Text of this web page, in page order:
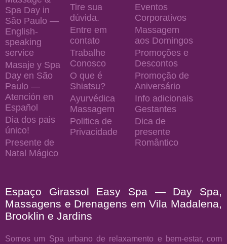
Spa Day in
São Paulo —
English-
speaking
service
Masaje y Spa
Day en São
Paulo —
Atención en
Español
Dia dos pais
único!
Presente de
Natal Mágico
Tire sua
dúvida.
Entre em
contato
Trabalhe
Conosco
O que é
Shiatsu?
Ayurvédica
Massagem
Politica de
Privacidade
Eventos
Corporativos
Massagem
aos Domingos
Promoções e
Descontos
Promoção de
Aniversário
Info adicionais
Gestantes
Dica de
presente
Romântico
Espaço Girassol Easy Spa — Day Spa,
Massagens e Drenagens em Vila Madalena,
Brooklin e Jardins
Somos um Spa urbano de relaxamento e bem-estar, com